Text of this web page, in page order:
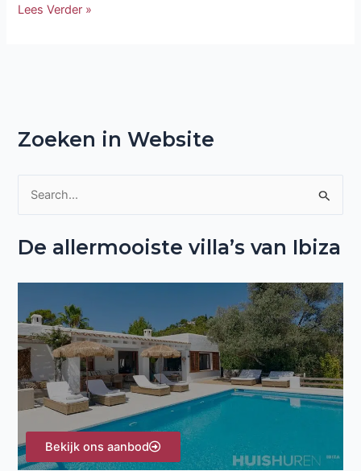
Lees Verder »
Zoeken in Website
e
a
r
:
De allermooiste villa’s van Ibiza
Bekijk ons aanbod